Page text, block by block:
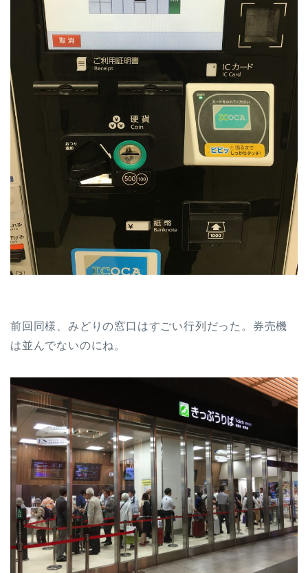
前回同様、みどりの窓口はすごい行列だった。券売機
は並んでないのにね。